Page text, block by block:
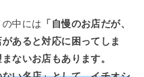
中には 「自慢のお店だが、
あると対応に困ってしま
ないお店もあります。